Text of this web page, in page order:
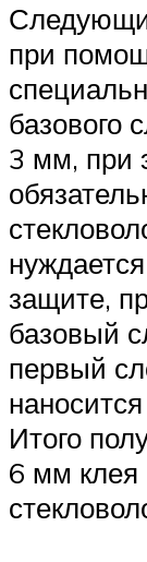
при
базового
3 мм, при
защите,
базовый
первый
Итого
6 мм клея